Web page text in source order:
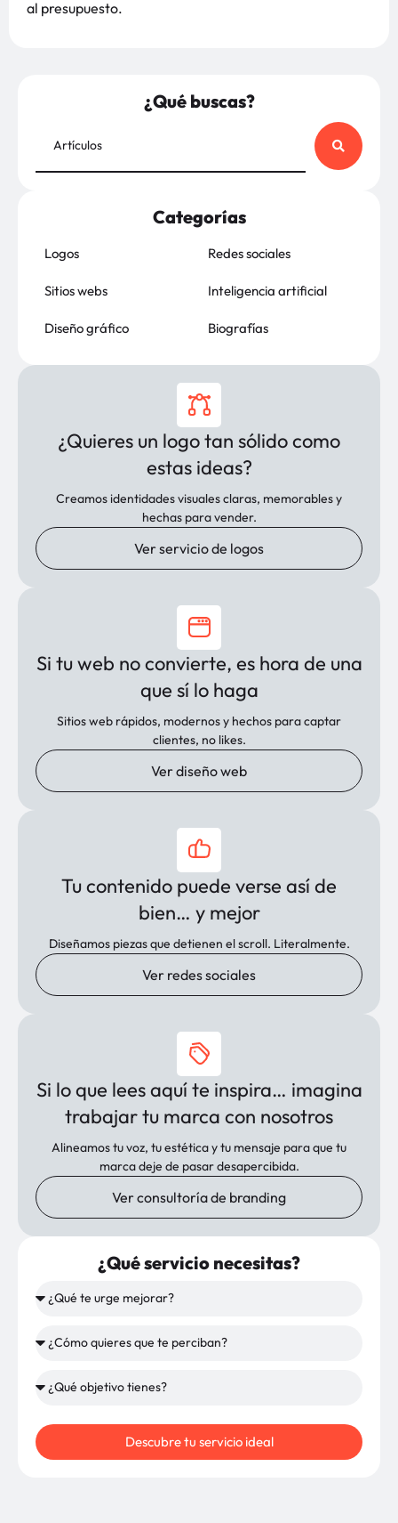
al presupuesto.
¿Qué buscas?
Categorías
Logos
Sitios webs
Diseño gráfico
Redes sociales
Inteligencia artificial
Biografías
¿Quieres un logo tan sólido como
estas ideas?
Creamos identidades visuales claras, memorables y
hechas para vender.
Ver servicio de logos
Si tu web no convierte, es hora de una
que sí lo haga
Sitios web rápidos, modernos y hechos para captar
clientes, no likes.
Ver diseño web
Tu contenido puede verse así de
bien… y mejor
Diseñamos piezas que detienen el scroll. Literalmente.
Ver redes sociales
Si lo que lees aquí te inspira… imagina
trabajar tu marca con nosotros
Alineamos tu voz, tu estética y tu mensaje para que tu
marca deje de pasar desapercibida.
Ver consultoría de branding
¿Qué servicio necesitas?
Descubre tu servicio ideal